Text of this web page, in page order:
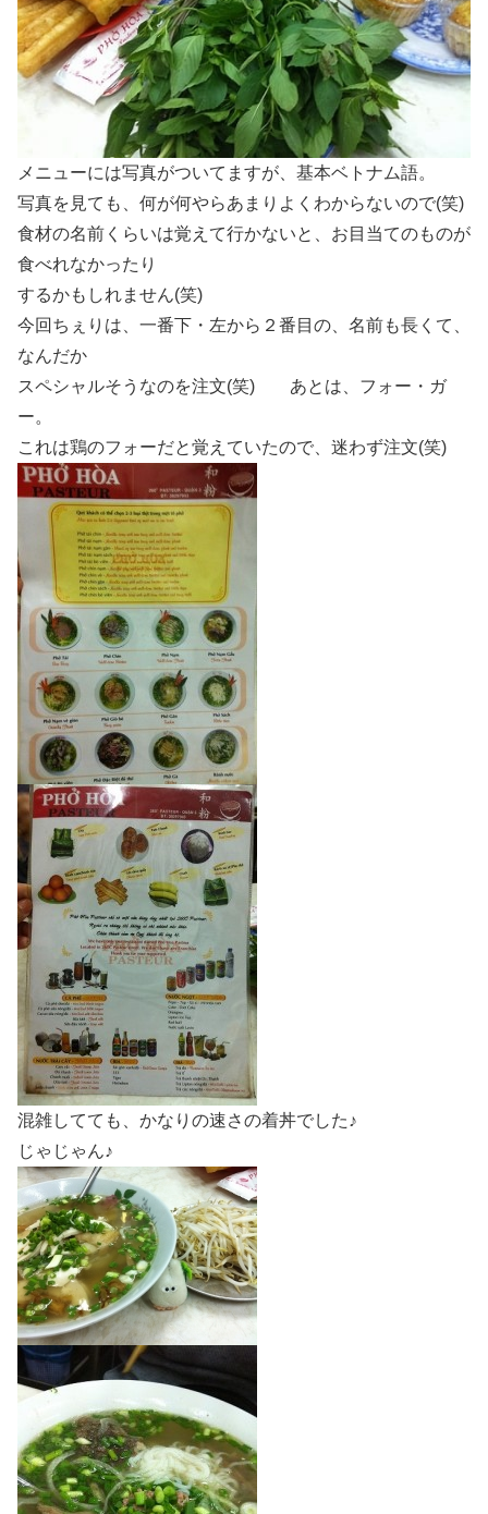
メニューには写真がついてますが、基本ベトナム語。
写真を見ても、何が何やらあまりよくわからないので(笑)
食材の名前くらいは覚えて行かないと、お目当てのものが
食べれなかったり
するかもしれません(笑)
今回ちぇりは、一番下・左から２番目の、名前も長くて、
なんだか
スペシャルそうなのを注文(笑) あとは、フォー・ガ
ー。
これは鶏のフォーだと覚えていたので、迷わず注文(笑)
混雑してても、かなりの速さの着丼でした♪
じゃじゃん♪